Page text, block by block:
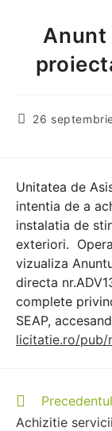
Anunt
26
Unitatea de
intentia de a
instalatia de
exteriori.
vizualiza
directa
complete
SEAP,
licitatie.ro/pub/
Achizitie